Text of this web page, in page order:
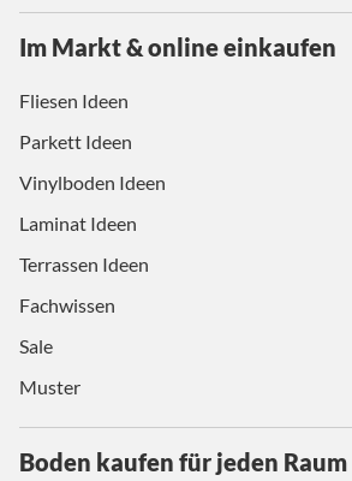
Im Markt & online einkaufen
Fliesen Ideen
Parkett Ideen
Vinylboden Ideen
Laminat Ideen
Terrassen Ideen
Fachwissen
Sale
Muster
Boden kaufen für jeden Raum